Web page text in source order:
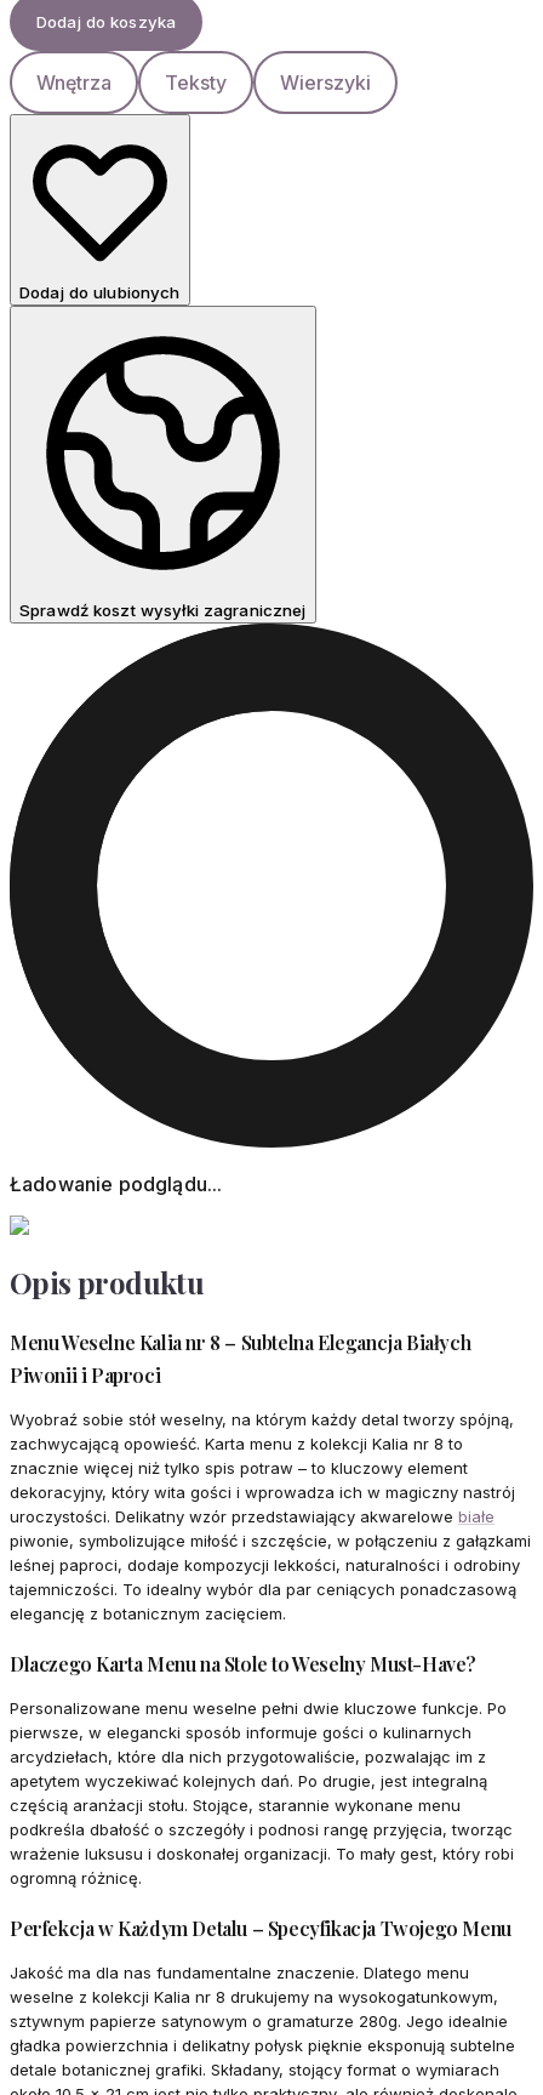
Dodaj do koszyka
Wnętrza Teksty Wierszyki
Dodaj do ulubionych
Sprawdź koszt wysyłki zagranicznej
Ładowanie podglądu...
Opis produktu
Menu Weselne Kalia nr 8 – Subtelna Elegancja Białych
Piwonii i Paproci
Wyobraź sobie stół weselny, na którym każdy detal tworzy spójną,
zachwycającą opowieść. Karta menu z kolekcji Kalia nr 8 to
znacznie więcej niż tylko spis potraw – to kluczowy element
dekoracyjny, który wita gości i wprowadza ich w magiczny nastrój
uroczystości. Delikatny wzór przedstawiający akwarelowe białe
piwonie, symbolizujące miłość i szczęście, w połączeniu z gałązkami
leśnej paproci, dodaje kompozycji lekkości, naturalności i odrobiny
tajemniczości. To idealny wybór dla par ceniących ponadczasową
elegancję z botanicznym zacięciem.
Dlaczego Karta Menu na Stole to Weselny Must-Have?
Personalizowane menu weselne pełni dwie kluczowe funkcje. Po
pierwsze, w elegancki sposób informuje gości o kulinarnych
arcydziełach, które dla nich przygotowaliście, pozwalając im z
apetytem wyczekiwać kolejnych dań. Po drugie, jest integralną
częścią aranżacji stołu. Stojące, starannie wykonane menu
podkreśla dbałość o szczegóły i podnosi rangę przyjęcia, tworząc
wrażenie luksusu i doskonałej organizacji. To mały gest, który robi
ogromną różnicę.
Perfekcja w Każdym Detalu – Specyfikacja Twojego Menu
Jakość ma dla nas fundamentalne znaczenie. Dlatego menu
weselne z kolekcji Kalia nr 8 drukujemy na wysokogatunkowym,
sztywnym papierze satynowym o gramaturze 280g. Jego idealnie
gładka powierzchnia i delikatny połysk pięknie eksponują subtelne
detale botanicznej grafiki. Składany, stojący format o wymiarach